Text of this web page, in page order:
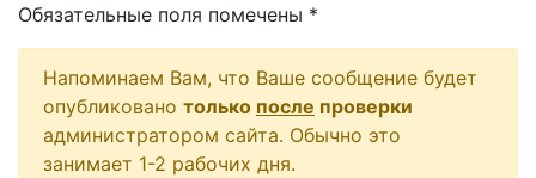
Обязательные поля помечены *
Напоминаем Вам, что Ваше сообщение будет
опубликовано только после проверки
администратором сайта. Обычно это
занимает 1-2 рабочих дня.